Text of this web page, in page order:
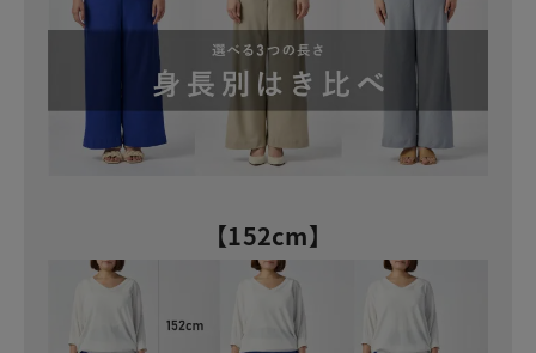
【152cm】